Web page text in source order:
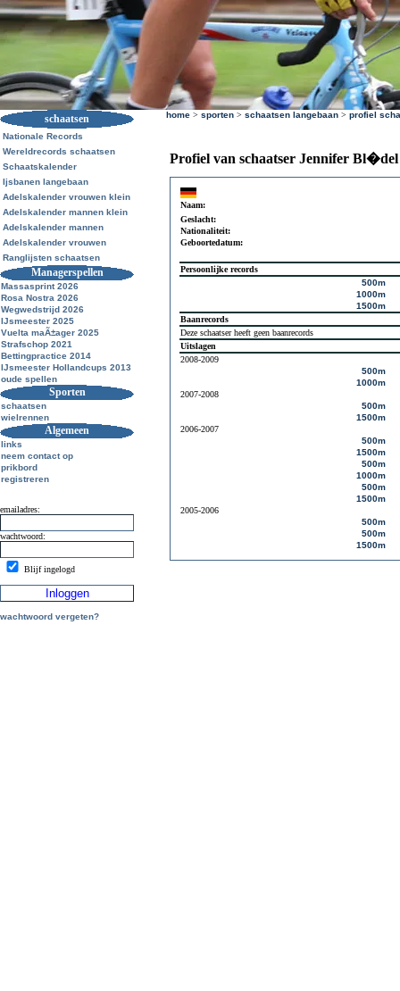
schaatsen
Nationale Records
Wereldrecords schaatsen
Schaatskalender
Ijsbanen langebaan
Adelskalender vrouwen klein
Adelskalender mannen klein
Adelskalender mannen
Adelskalender vrouwen
Ranglijsten schaatsen
Managerspellen
Massasprint 2026
Rosa Nostra 2026
Wegwedstrijd 2026
IJsmeester 2025
Vuelta maÃ±ager 2025
Strafschop 2021
Bettingpractice 2014
IJsmeester Hollandcups 2013
oude spellen
Sporten
schaatsen
wielrennen
Algemeen
links
neem contact op
prikbord
registreren
emailadres:
wachtwoord:
Blijf ingelogd
wachtwoord vergeten?
home > sporten > schaatsen langebaan > profiel
Profiel van schaatser Jennifer Bl�del
Naam:
Geslacht:
Nationaliteit:
Geboortedatum:
Persoonlijke records
500m
1000m
1500m
Baanrecords
Deze schaatser heeft geen baanrecords
Uitslagen
2008-2009
500m
1000m
2007-2008
500m
1500m
2006-2007
500m
1500m
500m
1000m
500m
1500m
2005-2006
500m
500m
1500m